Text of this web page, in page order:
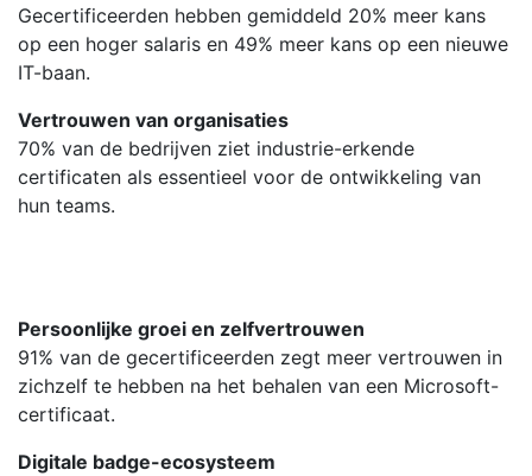
Gecertificeerden hebben gemiddeld 20% meer kans
op een hoger salaris en 49% meer kans op een nieuwe
IT-baan.
Vertrouwen van organisaties
70% van de bedrijven ziet industrie-erkende
certificaten als essentieel voor de ontwikkeling van
hun teams.
Persoonlijke groei en zelfvertrouwen
91% van de gecertificeerden zegt meer vertrouwen in
zichzelf te hebben na het behalen van een Microsoft-
certificaat.
Digitale badge-ecosysteem